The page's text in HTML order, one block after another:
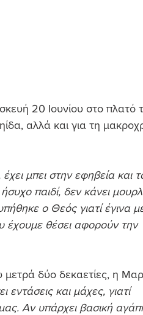
20 Ιουνίου στο πλατό
αλλά και για τη
μπει στην εφηβεία και
παιδί, δεν κάνει
ο Θεός γιατί έγινα
έχουμε θέσει αφορούν την
δύο δεκαετίες, η
και μάχες, γιατί
Αν υπάρχει βασική